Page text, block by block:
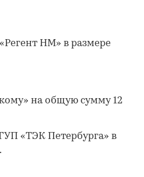
НМ» в размере
на общую сумму 12
«ТЭК Петербурга» в